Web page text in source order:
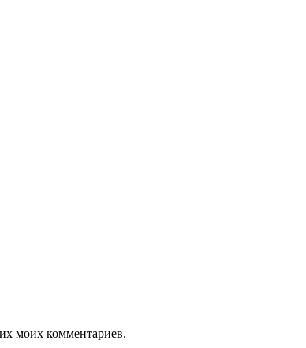
моих комментариев.